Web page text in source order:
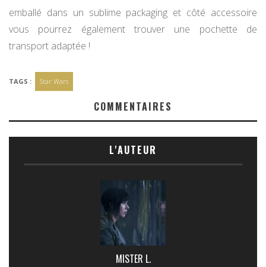
emballé dans un sublime packaging et côté accessoire
vous pourrez également trouver une pochette de
transport adaptée !
TAGS : Star Wars
COMMENTAIRES
L'AUTEUR
MISTER L.